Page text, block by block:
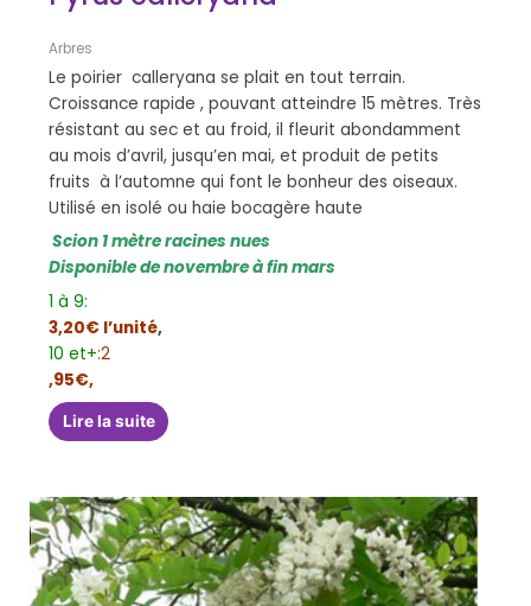
Arbres
Le poirier calleryana se plait en tout terrain.
Croissance rapide , pouvant atteindre 15 mètres. Très
résistant au sec et au froid, il fleurit abondamment
au mois d’avril, jusqu’en mai, et produit de petits
fruits à l’automne qui font le bonheur des oiseaux.
Utilisé en isolé ou haie bocagère haute
Scion 1 mètre racines nues
Disponible de novembre à fin mars
1 à 9:
3,20€ l’unité,
10 et+:2
,95€,
Lire la suite